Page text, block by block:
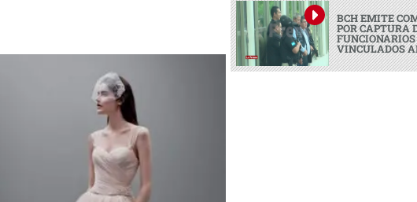
BCH EMITE
POR CAPTURA
FUNCIONARIOS
VINCULADOS